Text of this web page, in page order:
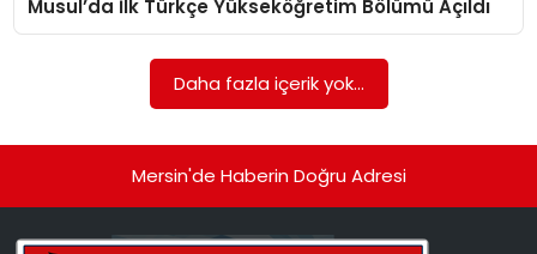
EKONOMI
Musul’da İlk Türkçe Yükseköğretim Bölümü Açıldı
Daha fazla içerik yok...
Mersin'de Haberin Doğru Adresi